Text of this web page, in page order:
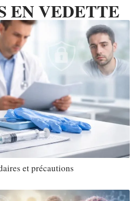
EN VEDETTE
et précautions